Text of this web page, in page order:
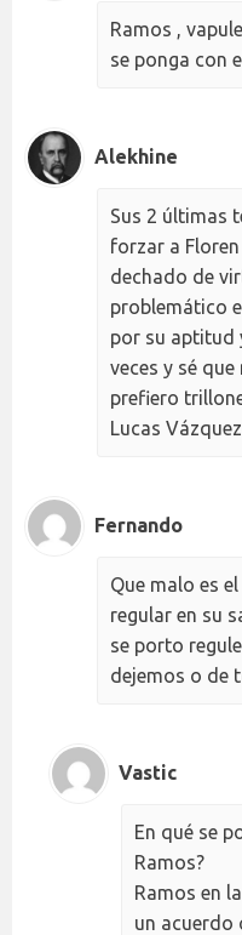
Ramos ,
se ponga con
Alekhine
Sus 2 últimas
forzar a
dechado de
problemático
por su aptitud
veces y sé
prefiero
Lucas
Fernando
Que malo es
regular en su
se porto
dejemos o de
Vastic
En qué se
Ramos?
Ramos en
un acuerdo